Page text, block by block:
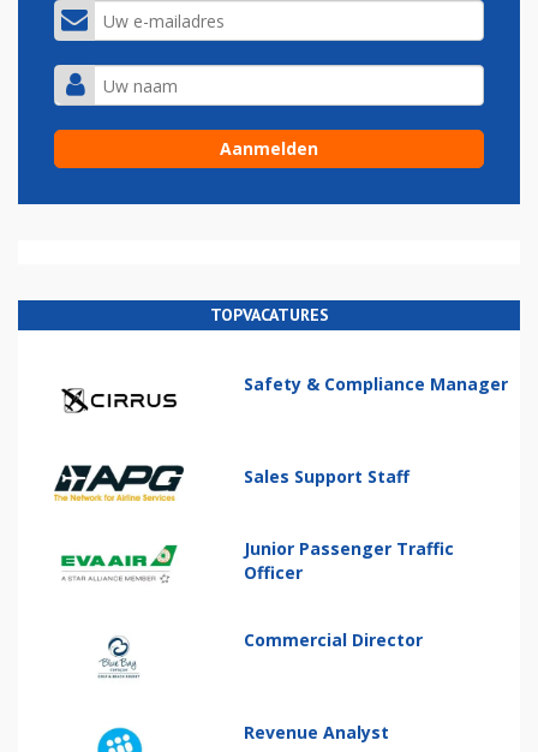
TOPVACATURES
Safety & Compliance Manager
Sales Support Staff
Junior Passenger Traffic
Officer
Commercial Director
Revenue Analyst